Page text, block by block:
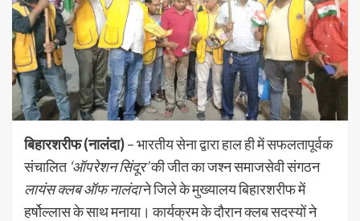
बिहारशरीफ (नालंदा)– भारतीय सेना द्वारा हाल ही में सफलतापूर्वक
संचालित ‘ऑपरेशन सिंदूर’की जीत का जश्न समाजसेवी संगठन
लायंस क्लब ऑफ नालंदाने जिले के मुख्यालय बिहारशरीफ में
हर्षोल्लास के साथ मनाया। कार्यक्रम के दौरान क्लब सदस्यों ने